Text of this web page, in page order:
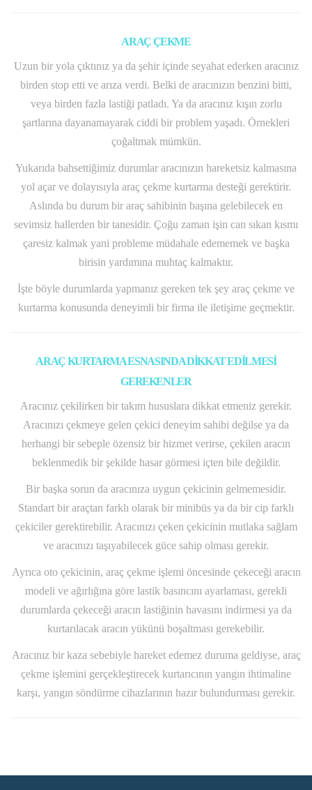
ARAÇ ÇEKME
Uzun bir yola çıktınız ya da şehir içinde seyahat ederken aracınız
birden stop etti ve arıza verdi. Belki de aracınızın benzini bitti,
veya birden fazla lastiği patladı. Ya da aracınız kışın zorlu
şartlarına dayanamayarak ciddi bir problem yaşadı. Örnekleri
çoğaltmak mümkün.
Yukarıda bahsettiğimiz durumlar aracınızın hareketsiz kalmasına
yol açar ve dolayısıyla araç çekme kurtarma desteği gerektirir.
Aslında bu durum bir araç sahibinin başına gelebilecek en
sevimsiz hallerden bir tanesidir. Çoğu zaman işin can sıkan kısmı
çaresiz kalmak yani probleme müdahale edememek ve başka
birisin yardımına muhtaç kalmaktır.
İşte böyle durumlarda yapmanız gereken tek şey araç çekme ve
kurtarma konusunda deneyimli bir firma ile iletişime geçmektir.
ARAÇ KURTARMA ESNASINDA DİKKAT EDİLMESİ
GEREKENLER
Aracınız çekilirken bir takım hususlara dikkat etmeniz gerekir.
Aracınızı çekmeye gelen çekici deneyim sahibi değilse ya da
herhangi bir sebeple özensiz bir hizmet verirse, çekilen aracın
beklenmedik bir şekilde hasar görmesi içten bile değildir.
Bir başka sorun da aracınıza uygun çekicinin gelmemesidir.
Standart bir araçtan farklı olarak bir minibüs ya da bir cip farklı
çekiciler gerektirebilir. Aracınızı çeken çekicinin mutlaka sağlam
ve aracınızı taşıyabilecek güce sahip olması gerekir.
Ayrıca oto çekicinin, araç çekme işlemi öncesinde çekeceği aracın
modeli ve ağırlığına göre lastik basıncını ayarlaması, gerekli
durumlarda çekeceği aracın lastiğinin havasını indirmesi ya da
kurtarılacak aracın yükünü boşaltması gerekebilir.
Aracınız bir kaza sebebiyle hareket edemez duruma geldiyse, araç
çekme işlemini gerçekleştirecek kurtarıcının yangın ihtimaline
karşı, yangın söndürme cihazlarının hazır bulundurması gerekir.